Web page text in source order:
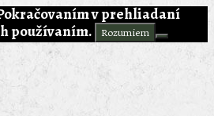
v prehliadaní
používaním.
Rozumiem